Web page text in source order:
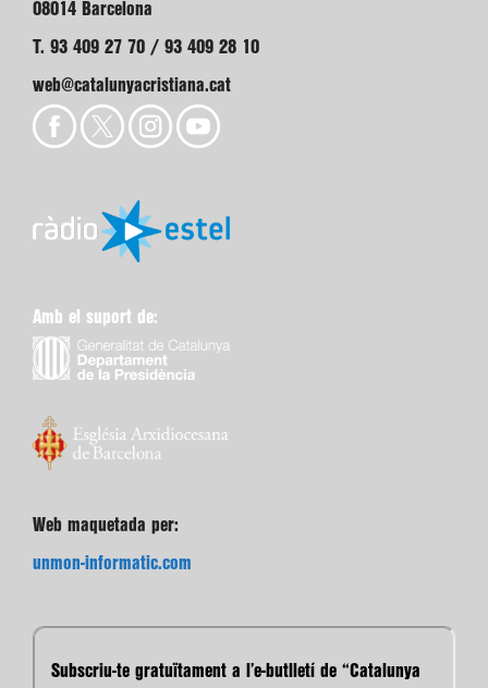
08014 Barcelona
T. 93 409 27 70 / 93 409 28 10
web@catalunyacristiana.cat
Amb el suport de:
Web maquetada per:
unmon-informatic.com
Subscriu-te gratuïtament a l’e-butlletí de “Catalunya